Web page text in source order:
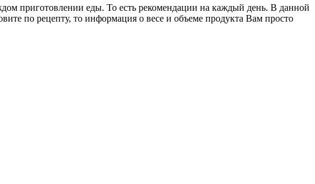
приготовлении еды. То есть рекомендации на каждый день. В данной
по рецепту, то информация о весе и объеме продукта Вам просто